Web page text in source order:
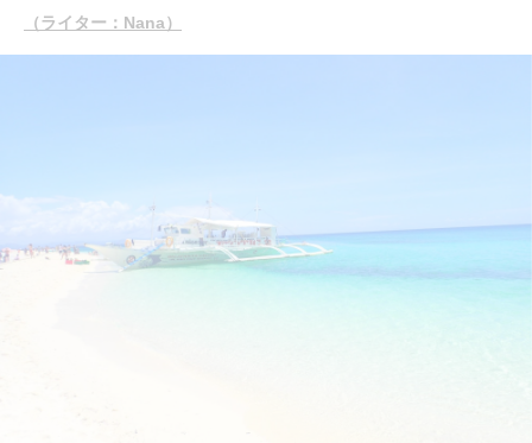
（ライター：Nana）